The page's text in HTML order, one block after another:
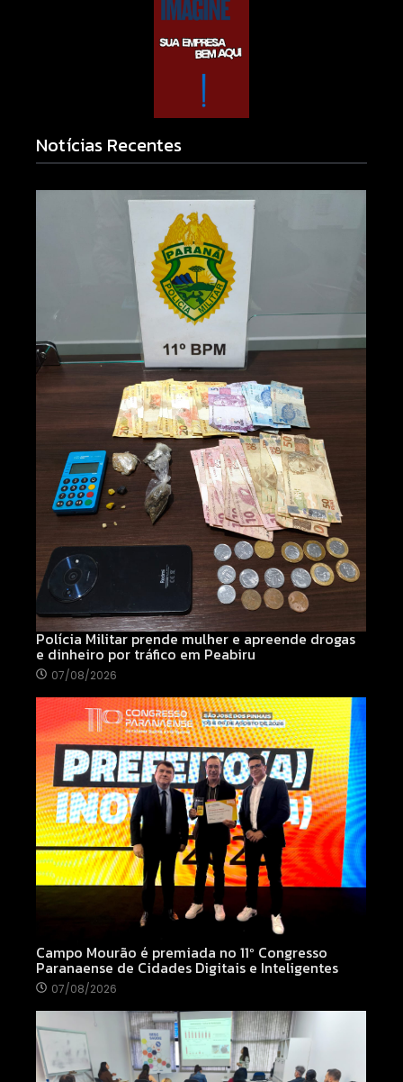
Notícias Recentes
Polícia Militar prende mulher e apreende drogas
e dinheiro por tráfico em Peabiru
07/08/2026
Campo Mourão é premiada no 11º Congresso
Paranaense de Cidades Digitais e Inteligentes
07/08/2026